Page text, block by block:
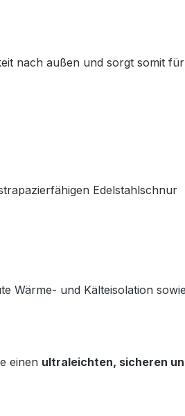
nach außen und sorgt somit
Edelstahlschnur
und Kälteisolation
einen ultraleichten, sicheren